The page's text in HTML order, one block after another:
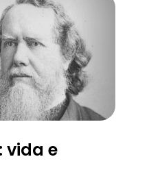
vida e